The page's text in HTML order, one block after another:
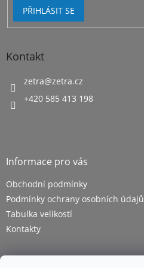
PŘIHLÁSIT SE
Kontakt
zetra@zetra.cz
+420 585 413 198
Informace pro vás
Obchodní podmínky
Podmínky ochrany osobních údajů
Tabulka velikostí
Kontakty